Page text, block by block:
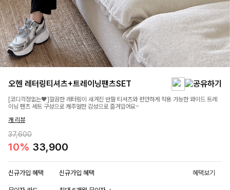
오헨 레터링티셔츠+트레이닝팬츠SET
[코디걱정없는🖤]깔끔한 레터링이 새겨진 반팔 티셔츠와 편안하게 착용 가능한 와이드 트레
이닝 팬츠 세트 구성으로 캐주얼한 감성으로 즐겨입어요~
개 리뷰
37,600
10% 33,900
신규가입 혜택 신규가입 혜택 혜택보기